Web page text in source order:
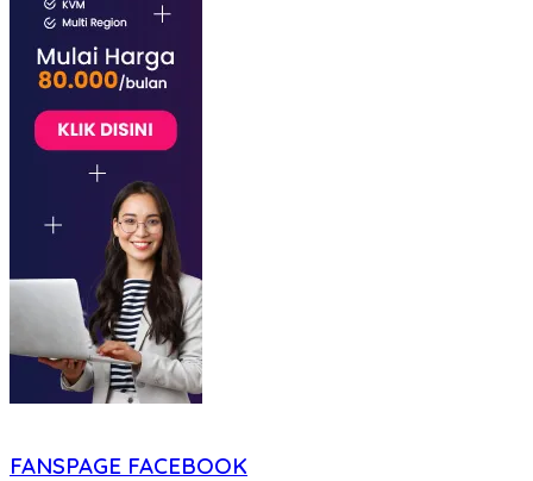
FANSPAGE FACEBOOK